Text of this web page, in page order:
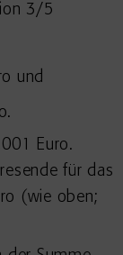
3/5
und
Euro.
für das
(wie oben;